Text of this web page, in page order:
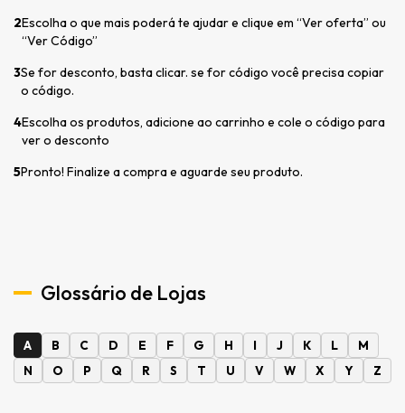
2Escolha o que mais poderá te ajudar e clique em “Ver oferta” ou
“Ver Código”
3Se for desconto, basta clicar. se for código você precisa copiar
o código.
4Escolha os produtos, adicione ao carrinho e cole o código para
ver o desconto
5Pronto! Finalize a compra e aguarde seu produto.
Glossário de Lojas
A B C D E F G H I J K L
M
N
O P Q R S T U V W X Y Z